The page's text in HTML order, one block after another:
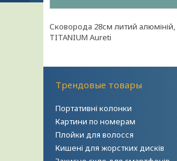
Сковорода 28см литий алюміній,
TITANIUM Aureti
Трендовые товары
Портативні колонки
Картини по номерам
Плойки для волосся
Кишені для жорстких дисків